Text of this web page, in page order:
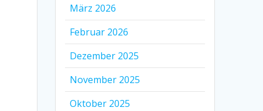
März 2026
Februar 2026
Dezember 2025
November 2025
Oktober 2025